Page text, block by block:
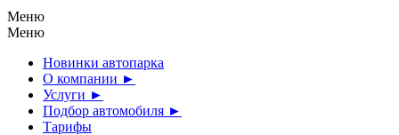
Меню
Меню
Новинки автопарка
О компании ►
Услуги ►
Подбор автомобиля ►
Тарифы